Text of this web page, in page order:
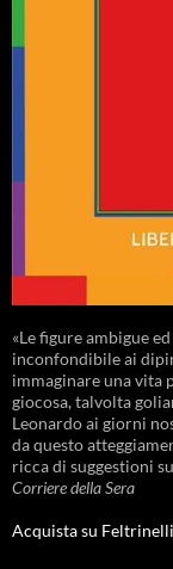
«Le figure ambigue
inconfondibile ai
immaginare una vita
giocosa, talvolta
Leonardo ai giorni
da questo
ricca di suggestioni
Corriere della Sera
Acquista su